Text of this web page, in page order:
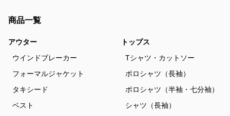
商品一覧
アウター
ウインドブレーカー
フォーマルジャケット
タキシード
ベスト
トップス
Tシャツ・カットソー
ポロシャツ（長袖）
ポロシャツ（半袖・七分袖）
シャツ（長袖）